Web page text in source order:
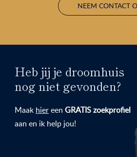
NEEM CONTACT
Heb jij je droomhuis
nog niet gevonden?
Maak hiereen GRATIS zoekprofiel
aan en ik help jou!